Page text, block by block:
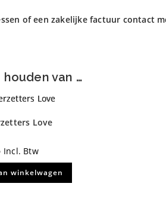
of een zakelijke factuur contact
van …
Love
Incl. Btw
winkelwagen